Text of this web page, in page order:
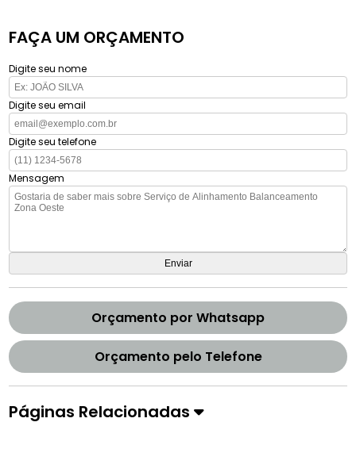
FAÇA UM ORÇAMENTO
Digite seu nome
Digite seu email
Digite seu telefone
Mensagem
Orçamento por Whatsapp
Orçamento pelo Telefone
Páginas Relacionadas